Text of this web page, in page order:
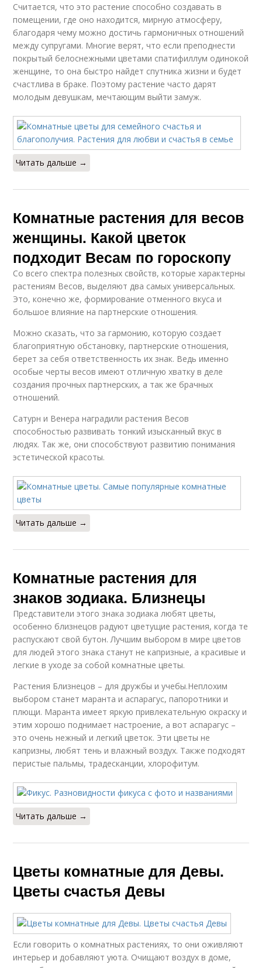
Считается, что это растение способно создавать в
помещении, где оно находится, мирную атмосферу,
благодаря чему можно достичь гармоничных отношений
между супругами. Многие верят, что если преподнести
покрытый белоснежными цветами спатифиллум одинокой
женщине, то она быстро найдет спутника жизни и будет
счастлива в браке. Поэтому растение часто дарят
молодым девушкам, мечтающим выйти замуж.
Читать дальше →
Комнатные растения для весов
женщины. Какой цветок
подходит Весам по гороскопу
Со всего спектра полезных свойств, которые характерны
растениям Весов, выделяют два самых универсальных.
Это, конечно же, формирование отменного вкуса и
большое влияние на партнерские отношения.
Можно сказать, что за гармонию, которую создает
благоприятную обстановку, партнерские отношения,
берет за себя ответственность их знак. Ведь именно
особые черты весов имеют отличную хватку в деле
создания прочных партнерских, а так же брачных
отношений.
Сатурн и Венера наградили растения Весов
способностью развивать тонкий изысканный вкус в
людях. Так же, они способствуют развитию понимания
эстетической красоты.
Читать дальше →
Комнатные растения для
знаков зодиака. Близнецы
Представители этого знака зодиака любят цветы,
особенно близнецов радуют цветущие растения, когда те
распускают свой бутон. Лучшим выбором в мире цветов
для людей этого знака станут не капризные, а красивые и
легкие в уходе за собой комнатные цветы.
Растения Близнецов – для дружбы и учебы.Неплохим
выбором станет маранта и аспарагус, папоротники и
плющи. Маранта имеет яркую привлекательную окраску и
этим хорошо поднимает настроение, а вот аспарагус –
это очень нежный и легкий цветок. Эти цветы не
капризны, любят тень и влажный воздух. Также подходят
перистые пальмы, традесканции, хлорофитум.
Читать дальше →
Цветы комнатные для Девы.
Цветы счастья Девы
Если говорить о комнатных растениях, то они оживляют
интерьер и добавляют уюта. Очищают воздух в доме,